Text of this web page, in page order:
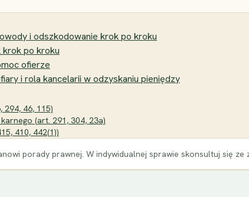
i odszkodowanie krok po kroku
krok po kroku
ofierze
i rola kancelarii w odzyskaniu pieniędzy
46, 115)
(art. 291, 304, 23a)
410, 442(1))
porady prawnej. W indywidualnej sprawie skonsultuj się ze